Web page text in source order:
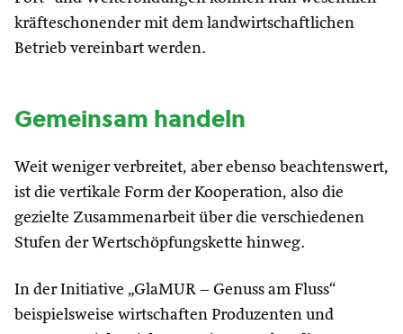
kräfteschonender mit dem landwirtschaftlichen
Betrieb vereinbart werden.
Gemeinsam handeln
Weit weniger verbreitet, aber ebenso beachtenswert,
ist die vertikale Form der Kooperation, also die
gezielte Zusammenarbeit über die verschiedenen
Stufen der Wertschöpfungskette hinweg.
In der Initiative „GlaMUR – Genuss am Fluss“
beispielsweise wirtschaften Produzenten und